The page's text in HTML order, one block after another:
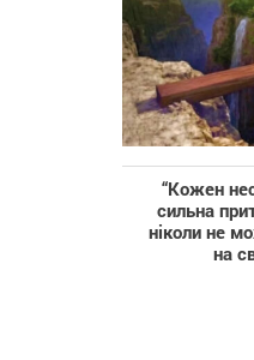
“Кожен
cильна
ніколи не
на